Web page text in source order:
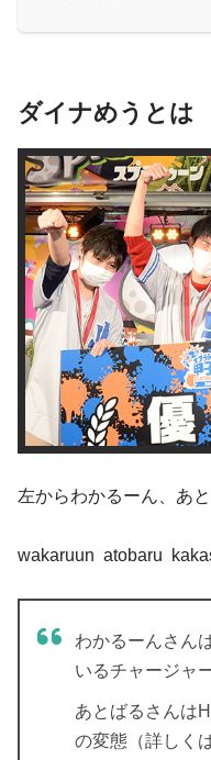
ダイナめうとは
左からわかるーん、あ
wakaruun atobaru
わかるーんさん
いるチャージャ
あとばるさんは
の変態（詳しく